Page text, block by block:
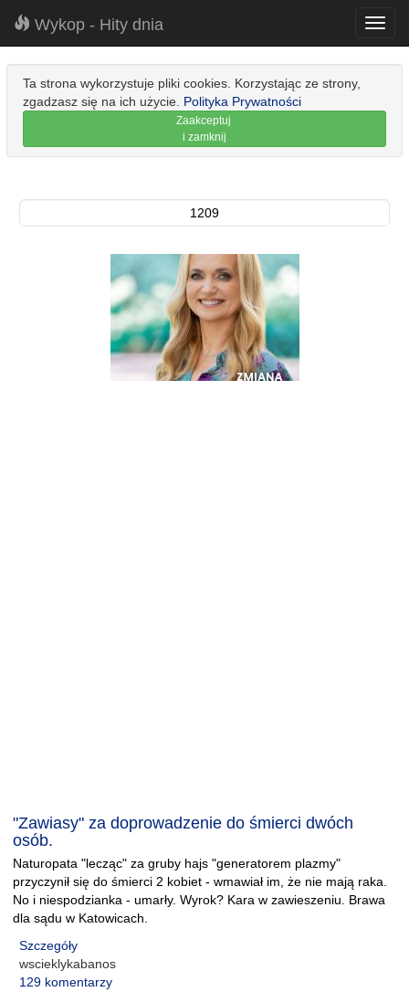
Wykop - Hity dnia
Ta strona wykorzystuje pliki cookies. Korzystając ze strony,
zgadzasz się na ich użycie. Polityka Prywatności
Zaakceptuj
i zamknij
1209
"Zawiasy" za doprowadzenie do śmierci dwóch
osób.
Naturopata "lecząc" za gruby hajs "generatorem plazmy"
przyczynił się do śmierci 2 kobiet - wmawiał im, że nie mają raka.
No i niespodzianka - umarły. Wyrok? Kara w zawieszeniu. Brawa
dla sądu w Katowicach.
Szczegóły
wscieklykabanos
129 komentarzy